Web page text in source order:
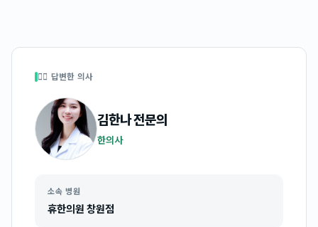
👩‍⚕️ 답변한 의사
김한나전문의
한의사
소속 병원
휴한의원 창원점